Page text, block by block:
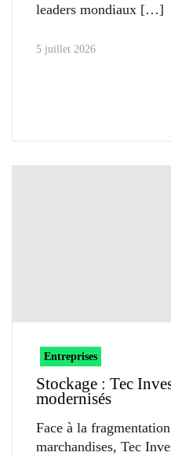
leaders mondiaux
5 juillet 2026
Entreprises
Stockage : Tec
modernisés
Face à la
marchandises, Tec